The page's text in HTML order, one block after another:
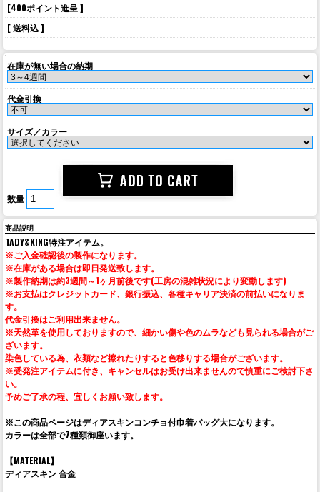
[400ポイント進呈 ]
[ 送料込 ]
在庫が無い場合の納期
代金引換
サイズ／カラー
数量
商品説明
TADY&KING特注アイテム。
※ご入金確認後の製作になります。
※在庫がある場合は即日発送致します。
※製作納期は約3週間～1ヶ月前後です(工房の混雑状況により変動します)
※お支払はクレジットカード、銀行振込、各種キャリア決済の前払いになりま
す。
代金引換はご利用出来ません。
※天然革を使用しておりますので、細かい傷や色のムラなども見られる場合がご
ざいます。
染色している為、衣類など擦れたりすると色移りする場合がございます。
※受発注アイテムに付き、キャンセルはお受け出来ませんので慎重にご検討下さ
い。
予めご了承の程、宜しくお願い致します。
※この商品ページはディアスキンコンチョ付巾着バッグ大になります。
カラーは全部で7種類御座います。
【MATERIAL】
ディアスキン 合金